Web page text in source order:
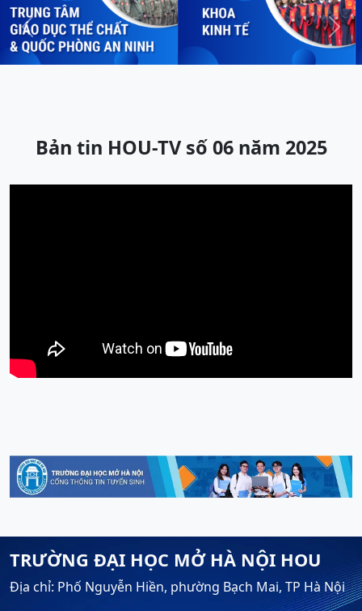
Previous Next
Bản tin HOU-TV số 06 năm 2025
TRƯỜNG ĐẠI HỌC MỞ HÀ NỘI HOU
Địa chỉ: Phố Nguyễn Hiền, phường Bạch Mai, TP Hà Nội